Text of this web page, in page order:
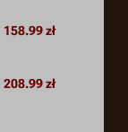
158.99 zł
208.99 zł